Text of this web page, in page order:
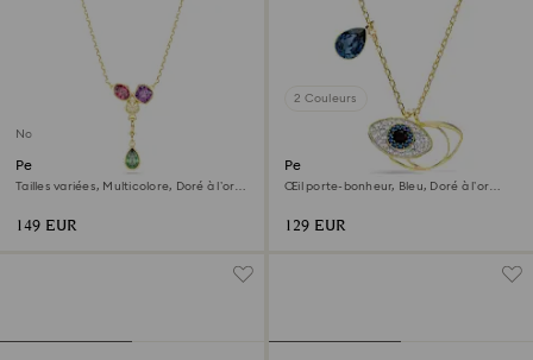
Nouveau
Pendentif en Y Imber
Tailles variées, Multicolore, Doré à l’or
149 EUR
2 Couleurs
Pendentif Symbolica
Œil porte-bonheur, Bleu, Doré à l’or
129 EUR